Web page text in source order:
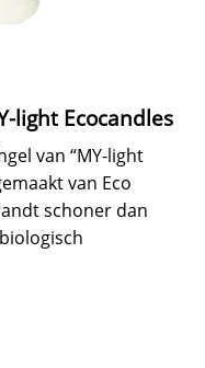
light Ecocandles
van “MY-light
van Eco
schoner dan